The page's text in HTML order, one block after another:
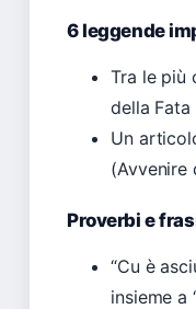
6 leggende
Tra le più
della Fata
Un
(Avvenire
Proverbi e
“Cu è
insieme a